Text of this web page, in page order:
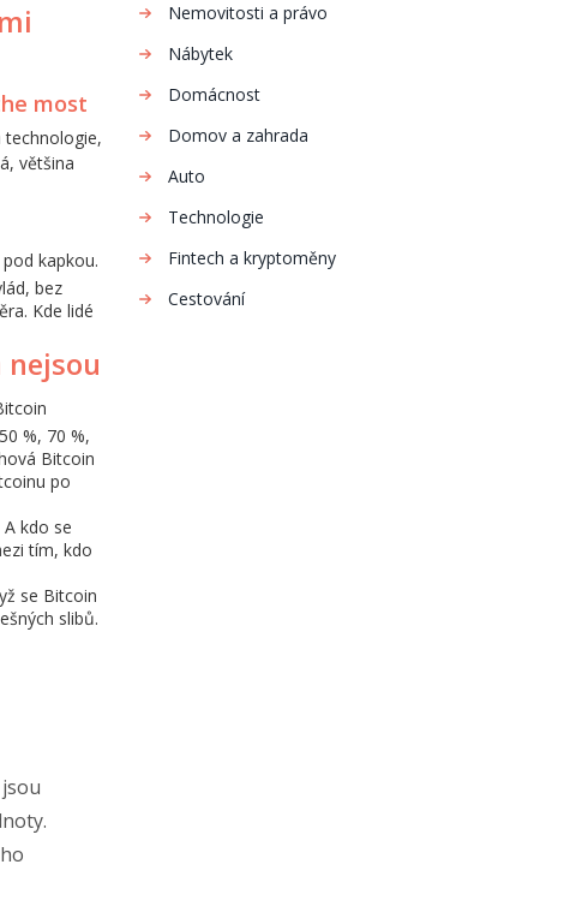
most
technologie,
většina
kapkou.
bez
Kde lidé
%, 70 %,
Bitcoin
po
kdo se
tím, kdo
se Bitcoin
slibů.
Nemovitosti a právo
Nábytek
Domácnost
Domov a zahrada
Auto
Technologie
Fintech a kryptoměny
Cestování